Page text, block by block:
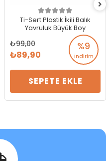
Ti-Sert Plastik İkili Balık
Yavruluk Büyük Boy
%9
İndirim
99,00
89,90
SEPETE EKLE